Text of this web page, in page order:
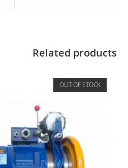
Related products
OUT OF STOCK